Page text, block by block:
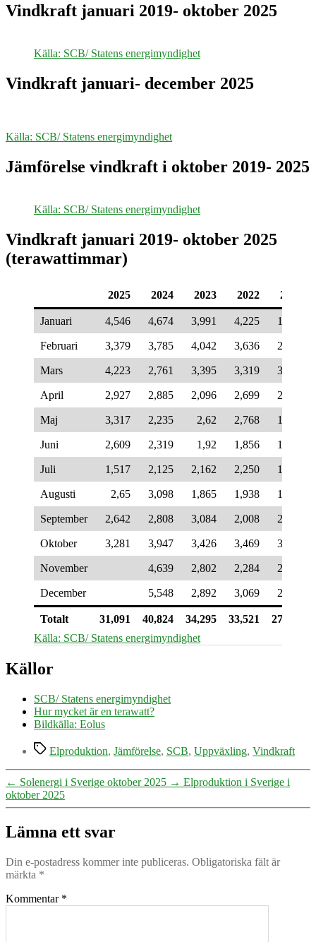
Vindkraft januari 2019- oktober 2025
Källa: SCB/ Statens energimyndighet
Vindkraft januari- december 2025
Källa: SCB/ Statens energimyndighet
Jämförelse vindkraft i oktober 2019- 2025
Källa: SCB/ Statens energimyndighet
Vindkraft januari 2019- oktober 2025
(terawattimmar)
2025 2024 2023 2022 2021
Januari 4,546 4,674 3,991 4,225 1,626
Februari 3,379 3,785 4,042 3,636 2,413
Mars 4,223 2,761 3,395 3,319 3,013
April 2,927 2,885 2,096 2,699 2,699
Maj 3,317 2,235 2,62 2,768 1,490
Juni 2,609 2,319 1,92 1,856 1,257
Juli 1,517 2,125 2,162 2,250 1,554
Augusti 2,65 3,098 1,865 1,938 1,898
September 2,642 2,808 3,084 2,008 2,227
Oktober 3,281 3,947 3,426 3,469 3,333
November 4,639 2,802 2,284 2,863
December 5,548 2,892 3,069 2,996
Totalt 31,091 40,824 34,295 33,521 27,369
Källa: SCB/ Statens energimyndighet
Källor
SCB/ Statens energimyndighet
Hur mycket är en terawatt?
Bildkälla: Eolus
Etiketter
Elproduktion, Jämförelse, SCB, Uppväxling, Vindkraft
← Solenergi i Sverige oktober 2025 → Elproduktion i Sverige i
oktober 2025
Lämna ett svar
Din e-postadress kommer inte publiceras. Obligatoriska fält är
märkta *
Kommentar *